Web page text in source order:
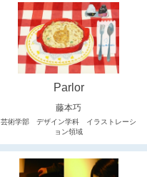
Parlor
藤本巧
芸術学部 デザイン学科 イラストレーシ
ョン領域